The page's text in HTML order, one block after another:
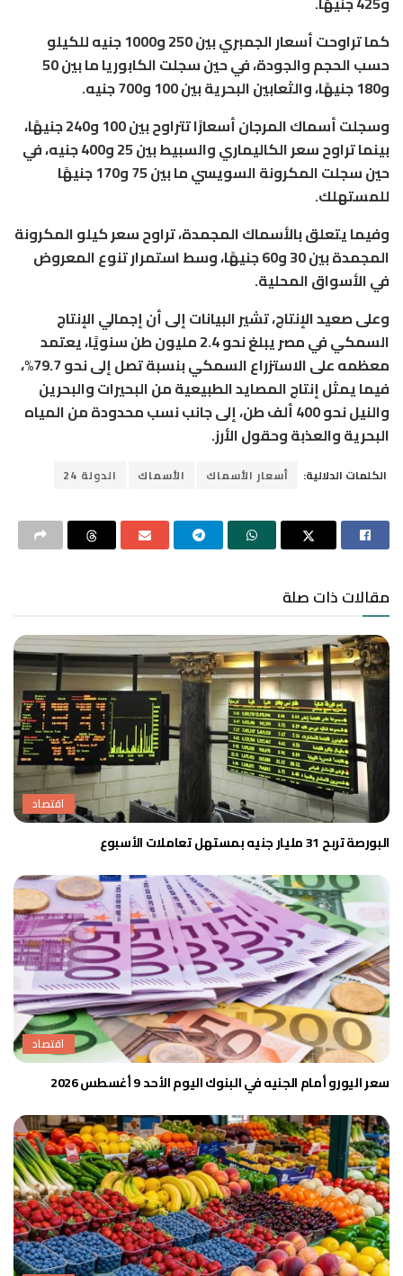
كما تراوحت أسعار الجمبري بين 250 و1000 جنيه للكيلو
حسب الحجم والجودة، في حين سجلت الكابوريا ما بين 50
و180 جنيهًا، والثعابين البحرية بين 100 و700 جنيه.
وسجلت أسماك المرجان أسعارًا تتراوح بين 100 و240 جنيهًا،
بينما تراوح سعر الكاليماري والسبيط بين 25 و400 جنيه، في
حين سجلت المكرونة السويسي ما بين 75 و170 جنيهًا
للمستهلك.
وفيما يتعلق بالأسماك المجمدة، تراوح سعر كيلو المكرونة
المجمدة بين 30 و60 جنيهًا، وسط استمرار تنوع المعروض
في الأسواق المحلية.
وعلى صعيد الإنتاج، تشير البيانات إلى أن إجمالي الإنتاج
السمكي في مصر يبلغ نحو 2.4 مليون طن سنويًا، يعتمد
معظمه على الاستزراع السمكي بنسبة تصل إلى نحو 79.7%،
فيما يمثل إنتاج المصايد الطبيعية من البحيرات والبحرين
والنيل نحو 400 ألف طن، إلى جانب نسب محدودة من المياه
البحرية والعذبة وحقول الأرز.
الكلمات الدلالية: أسعار الأسماك الأسماك الدولة 24
مقالات ذات صلة
اقتصاد
البورصة تربح 31 مليار جنيه بمستهل تعاملات الأسبوع
اقتصاد
سعر اليورو أمام الجنيه في البنوك اليوم الأحد 9 أغسطس 2026